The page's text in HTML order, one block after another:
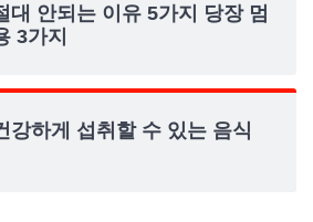
대 안되는 이유 5가지 당장 멈
3가지
강하게 섭취할 수 있는 음식